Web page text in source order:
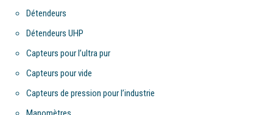
Détendeurs
Détendeurs UHP
Capteurs pour l’ultra pur
Capteurs pour vide
Capteurs de pression pour l’industrie